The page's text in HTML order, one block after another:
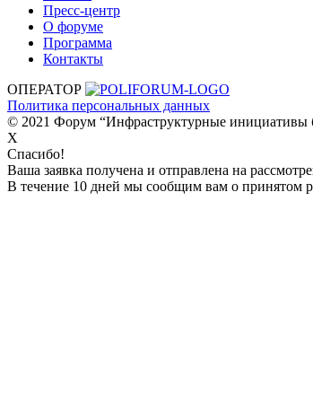
Пресс-центр
О форуме
Программа
Контакты
ОПЕРАТОР
Политика персональных данных
© 2021 Форум “Инфраструктурные инициативы
X
Спасибо!
Ваша заявка получена и отправлена на
В течение 10 дней мы сообщим вам о принятом